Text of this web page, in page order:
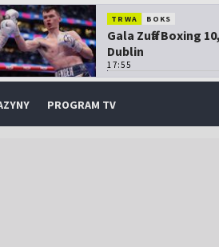
TRWA BOKS
Gala Zuffa Boxing 10,
Dublin
17:55
PROGRAM TV